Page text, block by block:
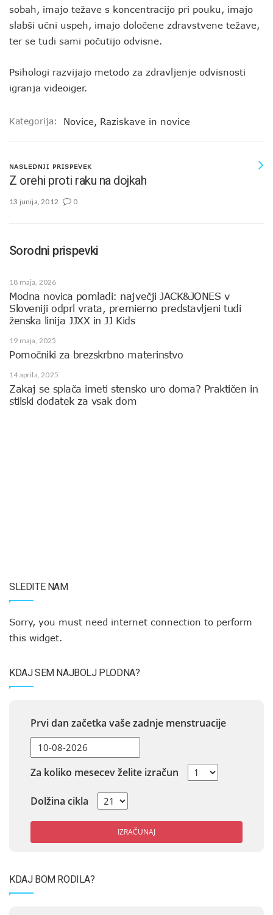
sobah, imajo težave s koncentracijo pri pouku, imajo
slabši učni uspeh, imajo določene zdravstvene težave,
ter se tudi sami počutijo odvisne.
Psihologi razvijajo metodo za zdravljenje odvisnosti
igranja videoiger.
Kategorija: Novice, Raziskave in novice
NASLEDNJI PRISPEVEK
Z orehi proti raku na dojkah
13 junija, 2012 0
Sorodni prispevki
18 maja, 2026
Modna novica pomladi: največji JACK&JONES v
Sloveniji odprl vrata, premierno predstavljeni tudi
ženska linija JJXX in JJ Kids
19 maja, 2025
Pomočniki za brezskrbno materinstvo
14 aprila, 2025
Zakaj se splača imeti stensko uro doma? Praktičen in
stilski dodatek za vsak dom
SLEDITE NAM
Sorry, you must need internet connection to perform
this widget.
KDAJ SEM NAJBOLJ PLODNA?
Prvi dan začetka vaše zadnje menstruacije
Za koliko mesecev želite izračun
Dolžina cikla
IZRAČUNAJ
KDAJ BOM RODILA?